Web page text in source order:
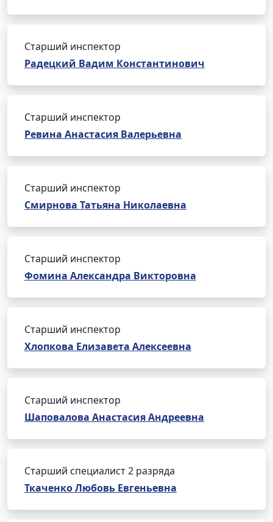
Старший инспектор
Радецкий Вадим Константинович
Старший инспектор
Ревина Анастасия Валерьевна
Старший инспектор
Смирнова Татьяна Николаевна
Старший инспектор
Фомина Александра Викторовна
Старший инспектор
Хлопкова Елизавета Алексеевна
Старший инспектор
Шаповалова Анастасия Андреевна
Старший специалист 2 разряда
Ткаченко Любовь Евгеньевна